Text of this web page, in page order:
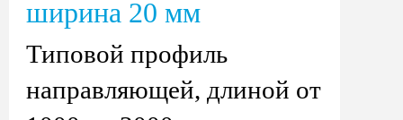
ширина 20 мм
Типовой профиль
направляющей, длиной от